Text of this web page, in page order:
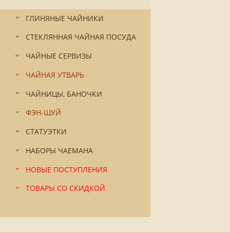
ГЛИНЯНЫЕ ЧАЙНИКИ
СТЕКЛЯННАЯ ЧАЙНАЯ ПОСУДА
ЧАЙНЫЕ СЕРВИЗЫ
ЧАЙНАЯ УТВАРЬ
ЧАЙНИЦЫ, БАНОЧКИ
ФЭН-ШУЙ
СТАТУЭТКИ
НАБОРЫ ЧАЕМАНА
НОВЫЕ ПОСТУПЛЕНИЯ
ТОВАРЫ СО СКИДКОЙ